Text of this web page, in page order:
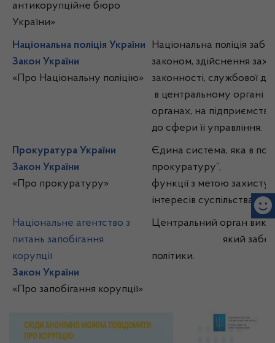
антикорупційне бюро
України»
Національна поліція України
Закон України
«Про Національну поліцію»
Національна поліція
законом, здійснення
законності, службової
в центральному органі
органах, на
до сфери її управління.
Прокуратура України
Закон України
«Про прокуратуру»
Єдина система, яка в
прокуратуру”,
функції з метою
інтересів суспільства та
Національне агентство з
питань запобігання
корупції
Закон України
«Про запобігання корупції»
Центральний орган
який забезпечує
політики.